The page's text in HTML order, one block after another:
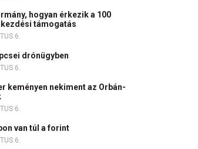
hogyan érkezik a 100
támogatás
6.
drónügyben
6.
keményen nekiment az Orbán-
6.
van túl a forint
6.